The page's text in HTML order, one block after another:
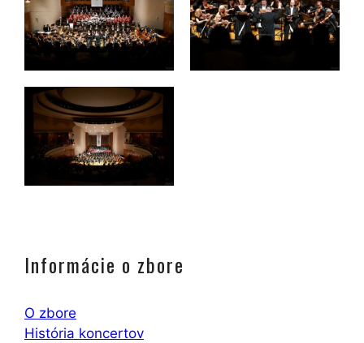
Informácie o zbore
O zbore
História koncertov